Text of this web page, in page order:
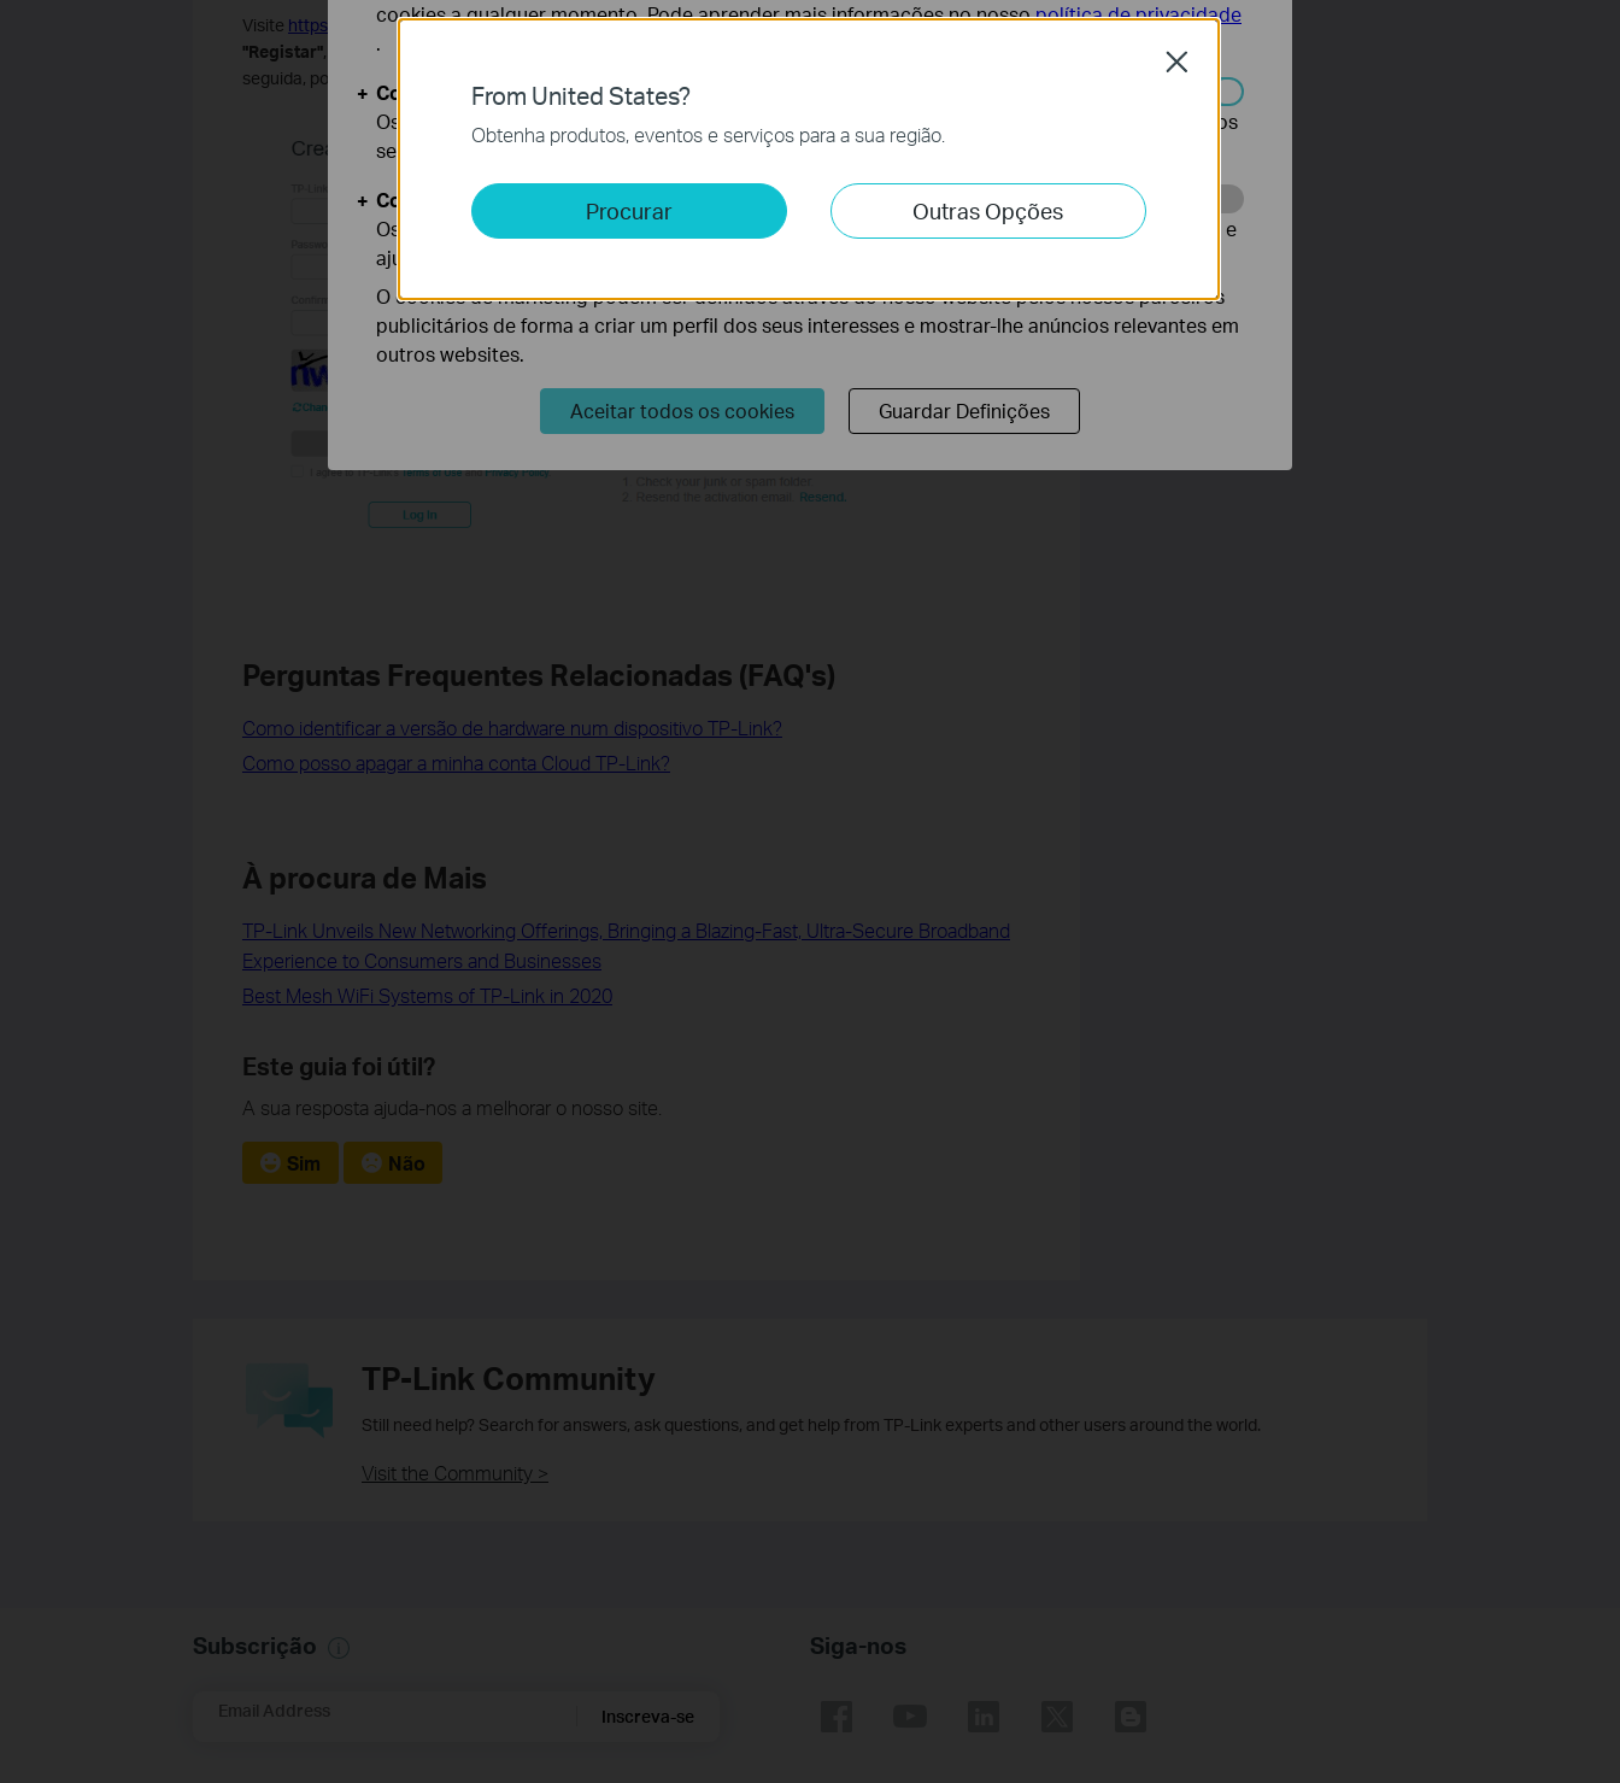
Visite https://community.tp-link.com/en/registere introduza todas as informações. Depois de clicar em
"Registar", receberá um e-mail de ativação. Clique na ligação do e-mail para ativar a ID TP-Link e, em
seguida, poderá iniciar sessão nos produtos ou serviços com a sua própria ID TP-Link
Perguntas Frequentes Relacionadas (FAQ's)
Como identificar a versão de hardware num dispositivo TP-Link?
Como posso apagar a minha conta Cloud TP-Link?
À procura de Mais
TP-Link Unveils New Networking Offerings, Bringing a Blazing-Fast, Ultra-Secure Broadband
Experience to Consumers and Businesses
Best Mesh WiFi Systems of TP-Link in 2020
Este guia foi útil?
A sua resposta ajuda-nos a melhorar o nosso site.
Sim Não
TP-Link Community
Still need help? Search for answers, ask questions, and get help from TP-Link experts and other users around the world.
Visit the Community >
Subscrição
Email Address Inscreva-se
Siga-nos
From United States?
Obtenha produtos, eventos e serviços para a sua região.
Procurar Outras Opções
Close
cookies a qualquer momento. Pode aprender mais informações no nossopolítica de privacidade
.
Cookies Básicos
Os cookies são necessários para o funcionamento do website e não podem ser desativados nos
seus sistemas.
Cookies de Análise e Marketing
Os cookies de analise permite-nos analisar as suas atividades no nosso website para melhorar e
ajustar a funcionalidade do nosso website.
O cookies de marketing podem ser definidos através do nosso website pelos nossos parceiros
publicitários de forma a criar um perfil dos seus interesses e mostrar-lhe anúncios relevantes em
outros websites.
Aceitar todos os cookies Guardar Definições